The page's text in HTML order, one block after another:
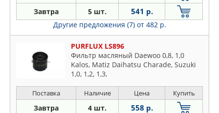
Завтра 5 шт. 541 р.
Другие предложения (7) от 482 р.
PURFLUX LS896
Фильтр масляный Daewoo 0,8, 1,0
Kalos, Matiz Daihatsu Charade, Suzuki
1,0, 1,2, 1,3,
Поставка Наличие Цена Купить
Завтра 4 шт. 558 р.